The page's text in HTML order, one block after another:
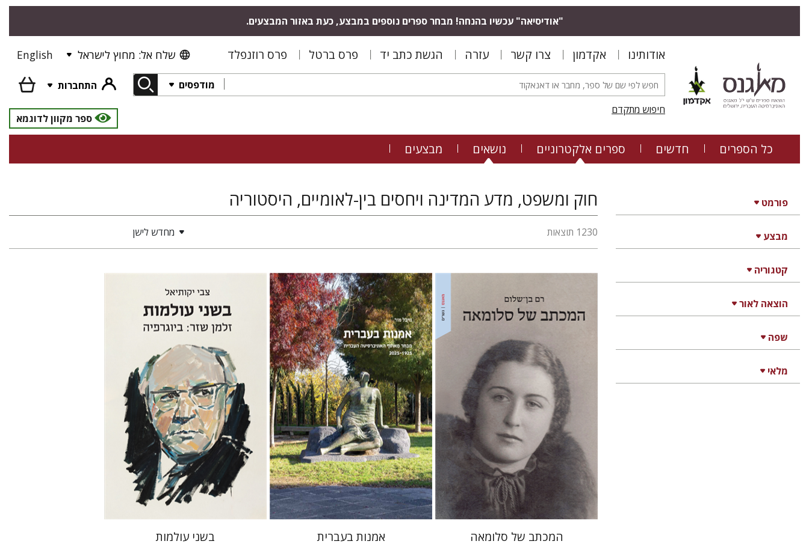
"אודיסיאה" עכשיו בהנחה! מבחר ספרים נוספים במבצע, כעת באזור המבצעים.
אודותינו אקדמון צרו קשר עזרה הגשת כתב יד פרס ברטל פרס רוזנפלד שלח אל: מחוץ לישראל English
מודפסים
התחברות
חיפוש מתקדם
ספר מקוון לדוגמא
כל הספרים חדשים ספרים אלקטרוניים נושאים מבצעים
פורמט
מבצע
קטגוריה
הוצאה לאור
שפה
מלאי
חוק ומשפט, מדע המדינה ויחסים בין-לאומיים, היסטוריה
1230 תוצאות מחדש לישן
רם בן-שלום
הנחת אתר ספר מודפס
$46
$41
המכתב של סלומאה
מיכל מור
אמנות בעברית
צבי יקותיאל
הנחת אתר ספר מודפס
$35
$32
בשני עולמות